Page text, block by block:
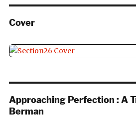
Cover
Approaching Perfection : A
Berman